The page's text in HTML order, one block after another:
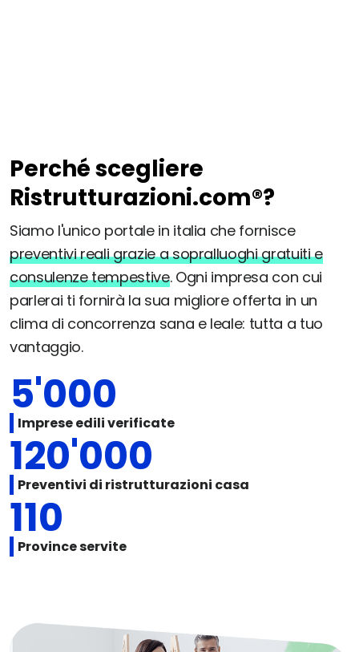
Perché scegliere
Ristrutturazioni.com®?
Siamo l'unico portale in italia che fornisce
preventivi reali grazie a sopralluoghi gratuiti e
consulenze tempestive. Ogni impresa con cui
parlerai ti fornirà la sua migliore offerta in un
clima di concorrenza sana e leale: tutta a tuo
vantaggio.
5'000
Imprese edili verificate
120'000
Preventivi di ristrutturazioni casa
110
Province servite